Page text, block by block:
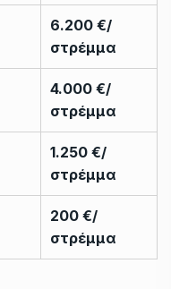
6.200 €/
στρέμμα
4.000 €/
στρέμμα
1.250 €/
στρέμμα
200 €/
στρέμμα